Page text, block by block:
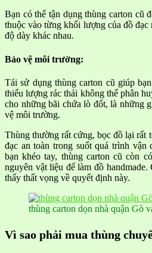
Bạn có thể tận dụng thùng carton cũ
thuộc vào từng khối lượng của đồ
độ dày khác nhau.
Bảo vệ môi trường:
Tái sử dụng thùng carton cũ giúp
thiểu lượng rác thải không thể phân
cho những bãi chứa lò đốt, là những
vệ môi trường.
Thùng thường rất cứng, bọc đồ lại rất
đạc an toàn trong suốt quá trình vận
bạn khéo tay, thùng carton cũ còn
nguyên vật liệu để làm đồ handmade.
thấy thất vọng về quyết định này.
thùng carton dọn nhà quận Gò
Vì sao phải mua thùng